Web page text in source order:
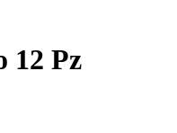
12 Pz